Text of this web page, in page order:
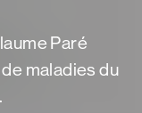
Paré
maladies du